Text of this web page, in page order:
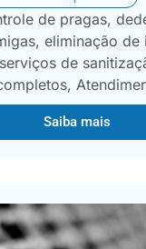
de pragas,
eliminação de
de
Saiba mais